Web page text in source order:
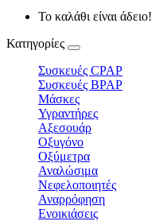
Το καλάθι είναι άδειο!
Κατηγορίες
Συσκευές CPAP
Συσκευές BPAP
Μάσκες
Υγραντήρες
Αξεσουάρ
Οξυγόνο
Οξύμετρα
Αναλώσιμα
Νεφελοποιητές
Αναρρόφηση
Ενοικιάσεις